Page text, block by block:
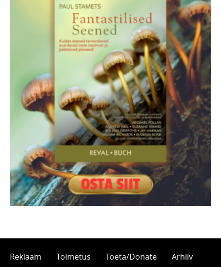
Reklaam Toimetus Toeta/Donate Arhiiv